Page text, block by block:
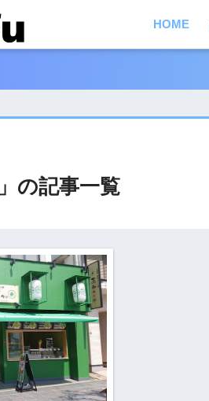
HOME
の記事一覧